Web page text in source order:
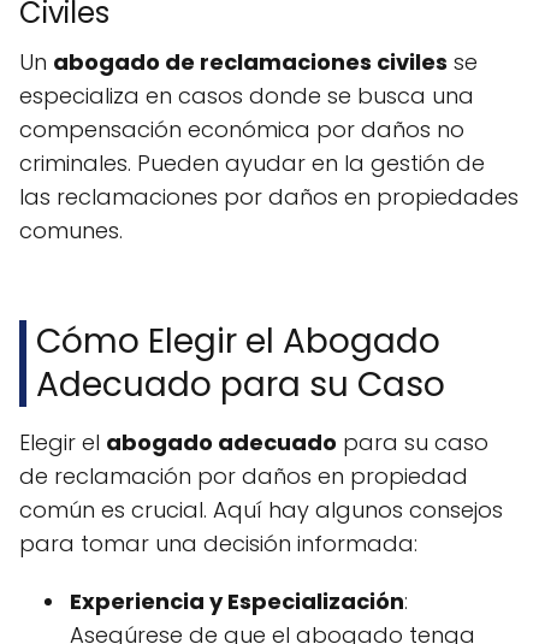
Civiles
Un abogado de reclamaciones civiles se
especializa en casos donde se busca una
compensación económica por daños no
criminales. Pueden ayudar en la gestión de
las reclamaciones por daños en propiedades
comunes.
Cómo Elegir el Abogado
Adecuado para su Caso
Elegir el abogado adecuado para su caso
de reclamación por daños en propiedad
común es crucial. Aquí hay algunos consejos
para tomar una decisión informada:
Experiencia y Especialización:
Asegúrese de que el abogado tenga